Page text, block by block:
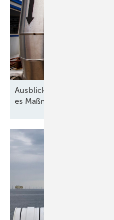
Ausblick der Wasserstoff-
es Maßnahmen gegen die